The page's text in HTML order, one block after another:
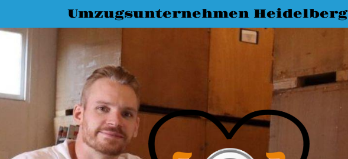
Umzugsunternehmen Heidelberg